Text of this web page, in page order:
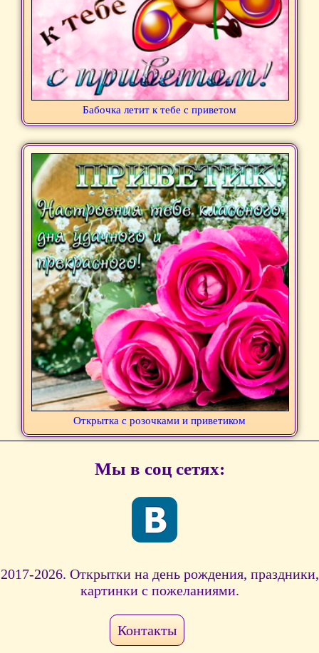
Бабочка летит к тебе с приветом
Открытка с розочками и приветиком
Мы в соц сетях:
2017-2026. Открытки на день рождения, праздники,
картинки с пожеланиями.
Контакты